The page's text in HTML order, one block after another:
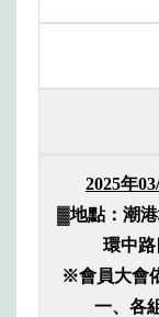
2025年
▓地點：潮
環中
※會員大會
一、各